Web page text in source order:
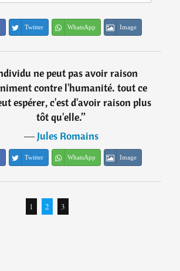
Twitter WhatsApp Image
ne peut pas avoir raison
contre l'humanité. tout ce
espérer, c'est d'avoir raison plus
tôt qu'elle.”
―Jules Romains
Twitter WhatsApp Image
1 2 3